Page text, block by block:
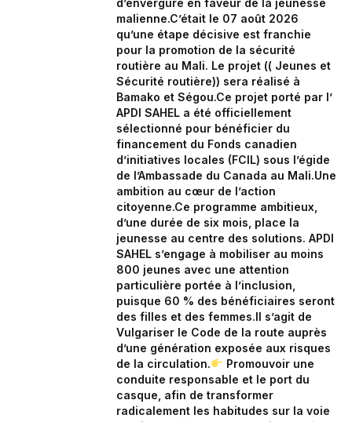
d’envergure en faveur de la jeunesse
malienne.‎‎C’était le 07 août 2026
qu’une étape décisive est franchie
pour la promotion de la sécurité
routière au Mali. Le projet (( Jeunes et
Sécurité routière)) sera réalisé à
Bamako et Ségou.‎Ce projet porté par l’
APDI SAHEL a été officiellement
sélectionné pour bénéficier du
financement du Fonds canadien
d’initiatives locales (FCIL) sous l’égide
de l’Ambassade du Canada au Mali.‎Une
ambition au cœur de l’action
citoyenne.‎Ce programme ambitieux,
d’une durée de six mois, place la
jeunesse au centre des solutions. APDI
SAHEL s’engage à mobiliser au moins
800 jeunes avec une attention
particulière portée à l’inclusion,
puisque 60 % des bénéficiaires seront
des filles et des femmes.‎‎Il s’agit de
Vulgariser le Code de la route auprès
d’une génération exposée aux risques
de la circulation.‎
Promouvoir une
conduite responsable et le port du
casque, afin de transformer
radicalement les habitudes sur la voie